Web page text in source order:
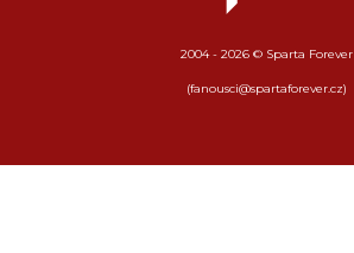
2004 - 2026 © Sparta Forever
(fanousci@spartaforever.cz)